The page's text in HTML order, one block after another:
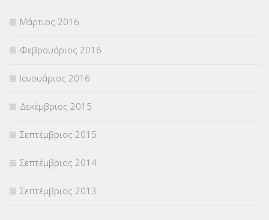
Μάρτιος 2016
Φεβρουάριος 2016
Ιανουάριος 2016
Δεκέμβριος 2015
Σεπτέμβριος 2015
Σεπτέμβριος 2014
Σεπτέμβριος 2013